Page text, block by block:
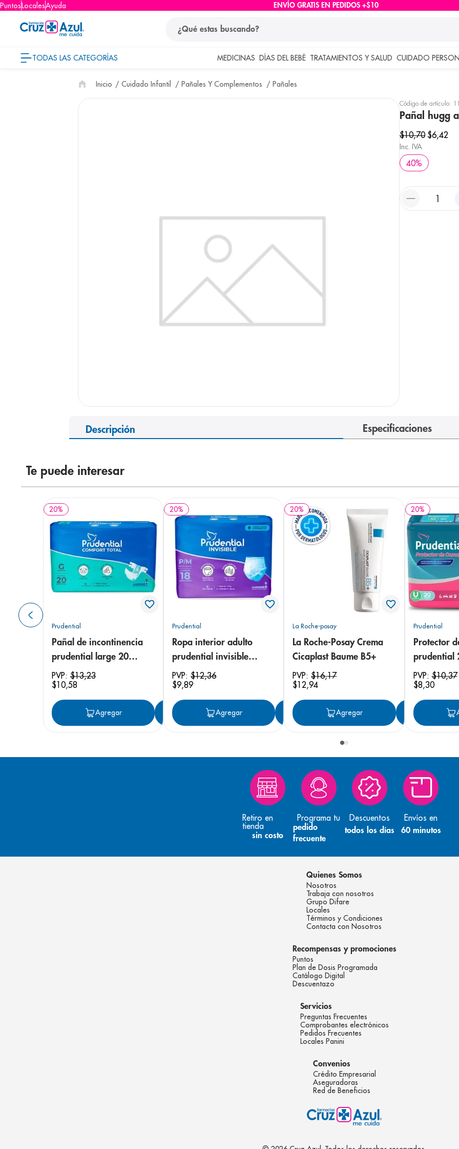
PuntosLocalesAyuda ENVÍO GRATIS EN PEDIDOS +$10
TODAS LAS CATEGORÍAS MEDICINAS DÍAS DEL BEBÉ TRATAMIENTOS Y SALUD CUIDADO
Cuidado Infantil Pañales Y Complementos Pañales
Código de artículo:
Pañal hugg
$10,70 $6,42
Inc. IVA
40%
Descripción Especificaciones
Te puede interesar
20%
Prudential
Pañal de incontinencia
prudential large 20
unidades
PVP: $13,23
$10,58
Agregar Agregar
20%
Prudential
Ropa interior adulto
prudential invisible
small/medium 18
unidades
PVP:$12,36
$9,89
Agregar Agregar
20%
La Roche-posay
La Roche-Posay Crema
Cicaplast Baume B5+
PVP:$16,17
$12,94
Agregar
20%
Prudential
Protector
prudential
PVP:$10,37
$8,30
Retiro en
tienda
sin costo
Programa tu
pedido
frecuente
Descuentos
todos los días
Envíos en
60 minutos
Quienes Somos
Nosotros
Trabaja con nosotros
Grupo Difare
Locales
Términos y Condiciones
Contacta con Nosotros
Recompensas y promociones
Puntos
Plan de Dosis Programada
Catálogo Digital
Descuentazo
Servicios
Preguntas Frecuentes
Comprobantes electrónicos
Pedidos Frecuentes
Locales Panini
Convenios
Crédito Empresarial
Aseguradoras
Red de Beneficios
términos más buscados
1. protector solar